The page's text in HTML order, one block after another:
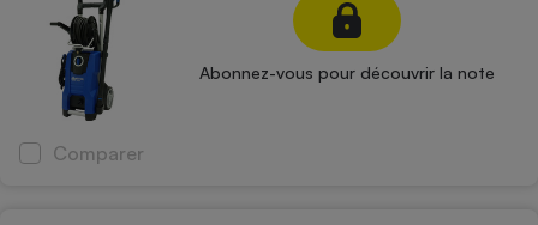
Abonnez-vous pour découvrir la note
Comparer